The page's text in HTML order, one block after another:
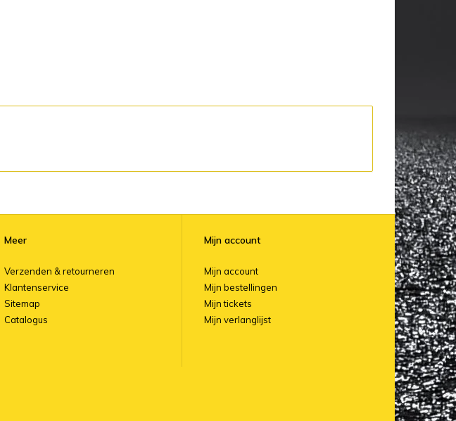
Meer
Verzenden & retourneren
Klantenservice
Sitemap
Catalogus
Mijn account
Mijn account
Mijn bestellingen
Mijn tickets
Mijn verlanglijst